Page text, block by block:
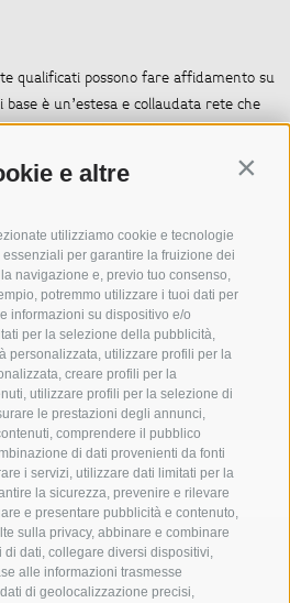
e altre
utilizziamo cookie e tecnologie
per garantire la fruizione dei
navigazione e, previo tuo consenso,
potremmo utilizzare i tuoi dati per
informazioni su dispositivo e/o
per la selezione della pubblicità,
personalizzata, utilizzare profili per la
creare profili per la
utilizzare profili per la selezione di
le prestazioni degli annunci,
comprendere il pubblico
di dati provenienti da fonti
i servizi, utilizzare dati limitati per la
la sicurezza, prevenire e rilevare
e presentare pubblicità e contenuto,
sulla privacy, abbinare e combinare
dati, collegare diversi dispositivi,
alle informazioni trasmesse
di geolocalizzazione precisi,
qualificati possono fare affidamento su
è un’estesa e collaudata rete che
gruppi di dialogo nell’ambito
Ai nostri clienti offriamo un
di grandi e piccoli progetti
ambiti di intervento:
& ESG
& PARTNER VARNA
1 - I-39040 Varna